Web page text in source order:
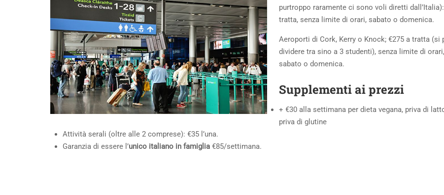
purtroppo raramente ci sono voli diretti
tratta, senza limite di orari, sabato o domenica.
Aeroporti di Cork, Kerry o Knock; €275 a tratta (si
dividere tra sino a 3 studenti), senza limite di orari,
sabato o domenica.
Supplementi ai prezzi
+ €30 alla settimana per dieta vegana, priva di
priva di glutine
Attività serali (oltre alle 2 comprese): €35 l’una.
Garanzia di essere l’unico italiano in famiglia €85/settimana.